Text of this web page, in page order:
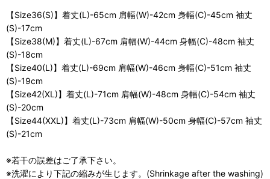
【Size36(S)】着丈(L)-65cm 肩幅(W)-42cm 身幅(C)-45cm 袖丈
(S)-17cm
【Size38(M)】着丈(L)-67cm 肩幅(W)-44cm 身幅(C)-48cm 袖丈
(S)-18cm
【Size40(L)】着丈(L)-69cm 肩幅(W)-46cm 身幅(C)-51cm 袖丈
(S)-19cm
【Size42(XL)】着丈(L)-71cm 肩幅(W)-48cm 身幅(C)-54cm 袖丈
(S)-20cm
【Size44(XXL)】着丈(L)-73cm 肩幅(W)-50cm 身幅(C)-57cm 袖丈
(S)-21cm
※若干の誤差はご了承下さい。
※洗濯により下記の縮みが生じます。(Shrinkage after the washing)